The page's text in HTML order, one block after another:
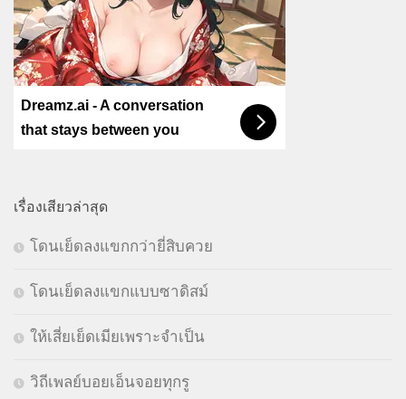
Dreamz.ai - A conversation
that stays between you
เรื่องเสียวล่าสุด
โดนเย็ดลงแขกกว่ายี่สิบควย
โดนเย็ดลงแขกแบบซาดิสม์
ให้เสี่ยเย็ดเมียเพราะจำเป็น
วิถีเพลย์บอยเอ็นจอยทุกรู